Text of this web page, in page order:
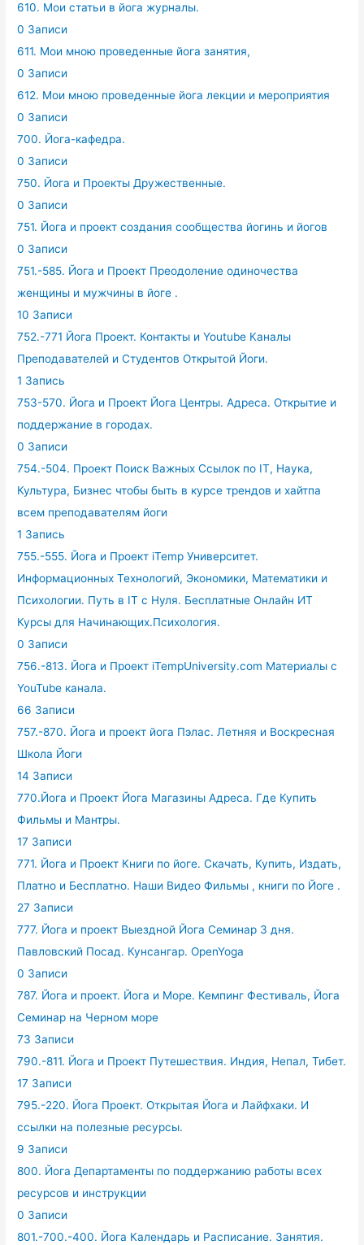
610. Мои статьи в йога журналы.
0 Записи
611. Мои мною проведенные йога занятия,
0 Записи
612. Мои мною проведенные йога лекции и мероприятия
0 Записи
700. Йога-кафедра.
0 Записи
750. Йога и Проекты Дружественные.
0 Записи
751. Йога и проект создания сообщества йогинь и йогов
0 Записи
751.-585. Йога и Проект Преодоление одиночества
женщины и мужчины в йоге .
10 Записи
752.-771 Йога Проект. Контакты и Youtube Каналы
Преподавателей и Студентов Открытой Йоги.
1 Запись
753-570. Йога и Проект Йога Центры. Адреса. Открытие и
поддержание в городах.
0 Записи
754.-504. Проект Поиск Важных Ссылок по IT, Наука,
Культура, Бизнес чтобы быть в курсе трендов и хайтпа
всем преподавателям йоги
1 Запись
755.-555. Йога и Проект iTemp Университет.
Информационных Технологий, Экономики, Математики и
Психологии. Путь в IT с Нуля. Бесплатные Онлайн ИТ
Курсы для Начинающих.Психология.
0 Записи
756.-813. Йога и Проект iTempUniversity.com Материалы с
YouTube канала.
66 Записи
757.-870. Йога и проект йога Пэлас. Летняя и Воскресная
Школа Йоги
14 Записи
770.Йога и Проект Йога Магазины Адреса. Где Купить
Фильмы и Мантры.
17 Записи
771. Йога и Проект Книги по йоге. Скачать, Купить, Издать,
Платно и Бесплатно. Наши Видео Фильмы , книги по Йоге .
27 Записи
777. Йога и проект Выездной Йога Семинар 3 дня.
Павловский Посад. Кунсангар. OpenYoga
0 Записи
787. Йога и проект. Йога и Море. Кемпинг Фестиваль, Йога
Семинар на Черном море
73 Записи
790.-811. Йога и Проект Путешествия. Индия, Непал, Тибет.
17 Записи
795.-220. Йога Проект. Открытая Йога и Лайфхаки. И
ссылки на полезные ресурсы.
9 Записи
800. Йога Департаменты по поддержанию работы всех
ресурсов и инструкции
0 Записи
801.-700.-400. Йога Календарь и Расписание. Занятия.